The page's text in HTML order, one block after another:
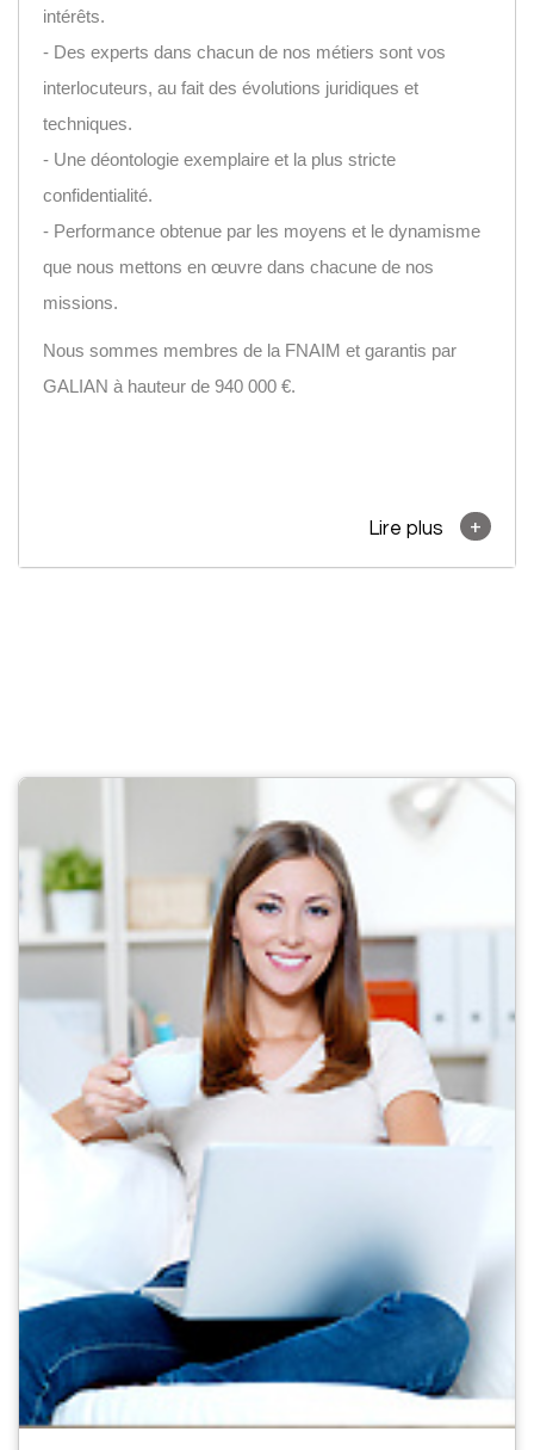
intérêts.
- Des experts dans chacun de nos métiers sont vos
interlocuteurs, au fait des évolutions juridiques et
techniques.
- Une déontologie exemplaire et la plus stricte
confidentialité.
- Performance obtenue par les moyens et le dynamisme
que nous mettons en œuvre dans chacune de nos
missions.
Nous sommes membres de la FNAIM et garantis par
GALIAN à hauteur de 940 000 €.
Lire plus +